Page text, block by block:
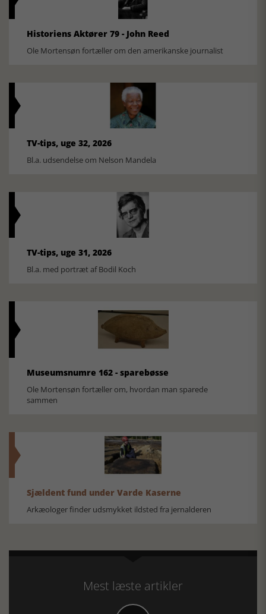
Historiens Aktører 79 - John Reed
Ole Mortensøn fortæller om den amerikanske journalist
TV-tips, uge 32, 2026
Bl.a. udsendelse om Nelson Mandela
TV-tips, uge 31, 2026
Bl.a. med portræt af Bodil Koch
Museumsnumre 162 - sparebøsse
Ole Mortensøn fortæller om, hvordan man sparede
sammen
Sjældent fund under Varde Kaserne
Arkæologer finder udsmykket ildsted fra jernalderen
Mest læste artikler